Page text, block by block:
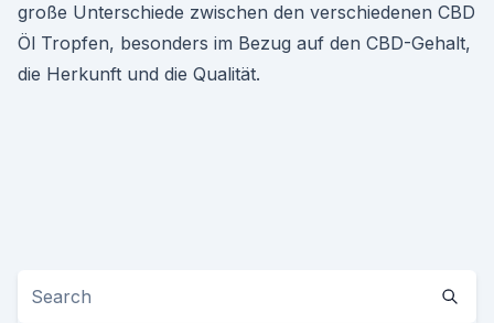
große Unterschiede zwischen den verschiedenen CBD
Öl Tropfen, besonders im Bezug auf den CBD-Gehalt,
die Herkunft und die Qualität.